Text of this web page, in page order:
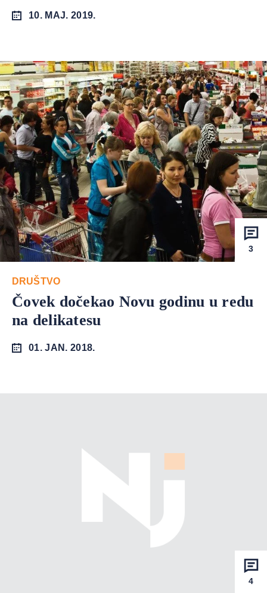
10. MAJ. 2019.
3
DRUŠTVO
Čovek dočekao Novu godinu u redu
na delikatesu
01. JAN. 2018.
4